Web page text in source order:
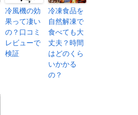
冷風機の効
果って凄い
の？口コミ
レビューで
検証
冷凍食品を
自然解凍で
食べても大
丈夫？時間
はどのくら
いかかる
の？